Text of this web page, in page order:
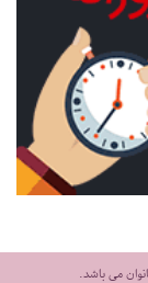
می باشد.